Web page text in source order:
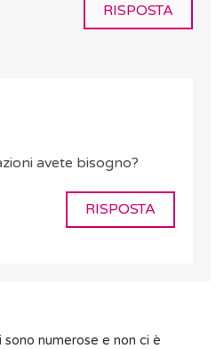
RISPOSTA
avete bisogno?
RISPOSTA
numerose e non ci è